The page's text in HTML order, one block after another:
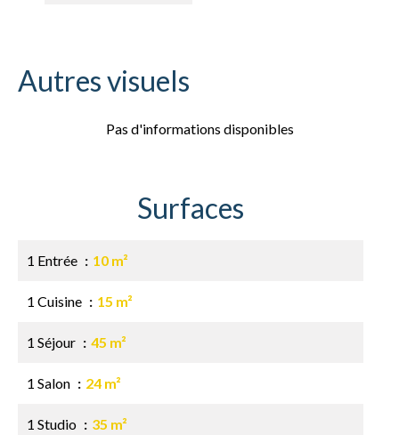
Autres visuels
Pas d'informations disponibles
Surfaces
1 Entrée 10 m²
1 Cuisine 15 m²
1 Séjour 45 m²
1 Salon 24 m²
1 Studio 35 m²